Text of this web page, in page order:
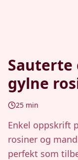
Sauterte
gylne
25 min
Enkel oppskrift
rosiner og
perfekt som